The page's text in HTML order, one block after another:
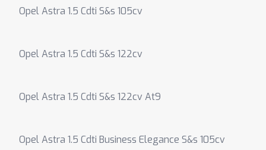
Opel Astra 1.5 Cdti S&s 105cv
Opel Astra 1.5 Cdti S&s 122cv
Opel Astra 1.5 Cdti S&s 122cv At9
Opel Astra 1.5 Cdti Business Elegance S&s 105cv